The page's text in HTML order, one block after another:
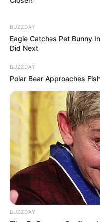
a város erős
forgalommal
valamint a
közelségekiváló
Az elmúlt években
fejlődött, számos
meg itt. Egy, a
szakember szerint:
„Gyöngyös nem
itt működik, az
BUZZDAY
Eagle Catches Pet Bunny
Did Next
BUZZDAY
Polar Bear Approaches
BUZZDAY